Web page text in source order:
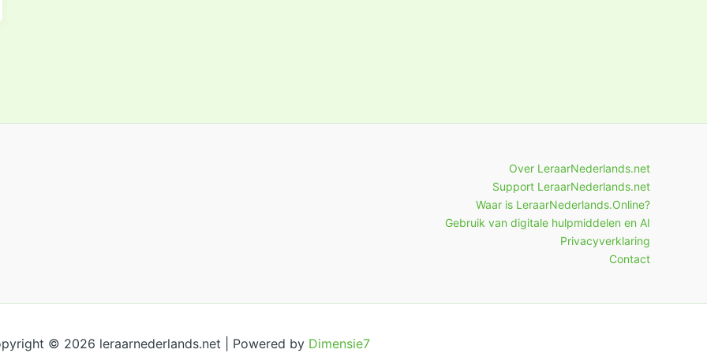
Over LeraarNederlands.net
Support LeraarNederlands.net
Waar is LeraarNederlands.Online?
Gebruik van digitale hulpmiddelen en AI
Privacyverklaring
Contact
© 2026 leraarnederlands.net | Powered by Dimensie7